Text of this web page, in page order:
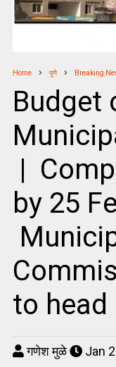
Home पुणे Breaking
Budget
|
by 25
to
गणेश मुळे Jan